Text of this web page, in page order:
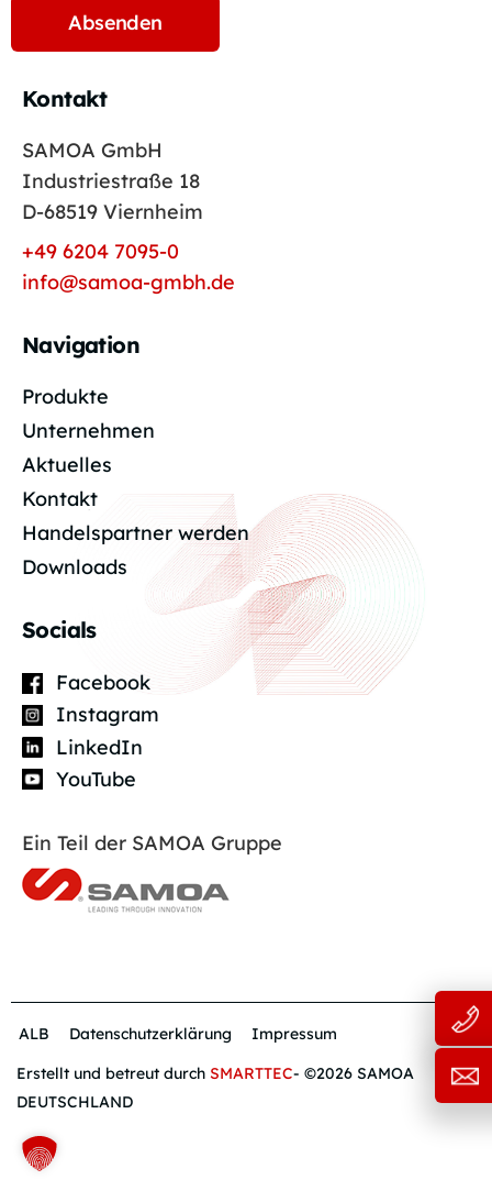
Kontakt
SAMOA GmbH
Industriestraße 18
D-68519 Viernheim
+49 6204 7095-0
info@samoa-gmbh.de
Navigation
Produkte
Unternehmen
Aktuelles
Kontakt
Handelspartner werden
Downloads
Socials
Facebook
Instagram
LinkedIn
YouTube
Ein Teil der SAMOA Gruppe
ALB Datenschutzerklärung
Impressum
Erstellt und betreut durch SMARTTEC- ©2026 SAMOA
DEUTSCHLAND